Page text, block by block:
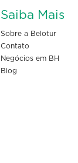
Saiba Mais
Sobre a Belotur
Contato
Negócios em BH
Blog